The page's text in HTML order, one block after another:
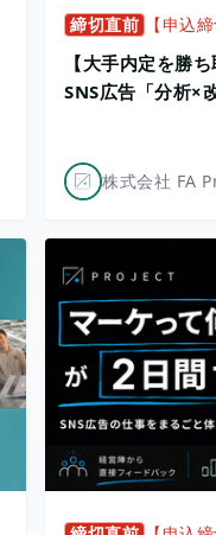
締切直前 【申込
【大手内定を勝
SNS広告「分析×
株式会社 FA